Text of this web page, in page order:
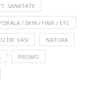
SANATATE
/ SKIN / HAIR / ETC
DR. VASI NATURA
PROMO